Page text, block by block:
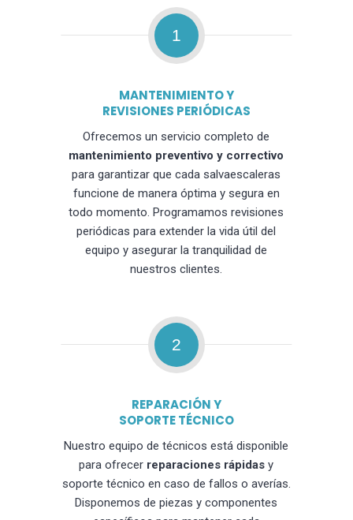
1
MANTENIMIENTO Y
REVISIONES PERIÓDICAS
Ofrecemos un servicio completo de
mantenimiento preventivo y correctivo
para garantizar que cada salvaescaleras
funcione de manera óptima y segura en
todo momento. Programamos revisiones
periódicas para extender la vida útil del
equipo y asegurar la tranquilidad de
nuestros clientes.
2
REPARACIÓN Y
SOPORTE TÉCNICO
Nuestro equipo de técnicos está disponible
para ofrecer reparaciones rápidas y
soporte técnico en caso de fallos o averías.
Disponemos de piezas y componentes